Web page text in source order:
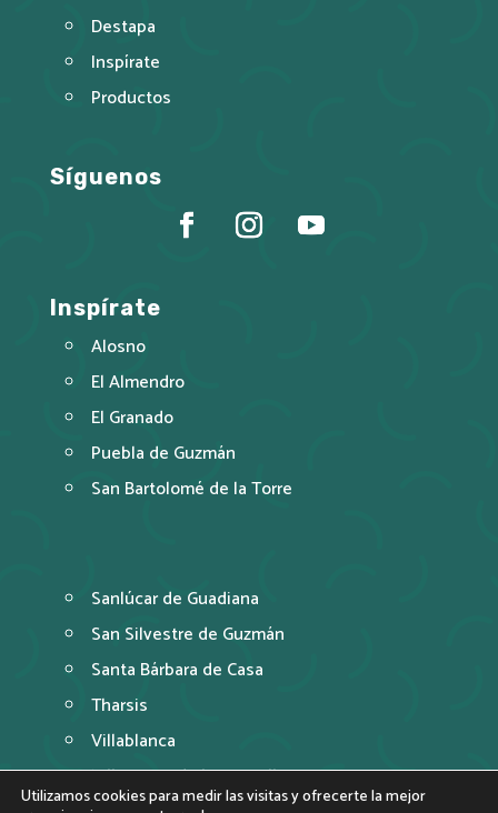
Destapa
Inspírate
Productos
Síguenos
Inspírate
Alosno
El Almendro
El Granado
Puebla de Guzmán
San Bartolomé de la Torre
Sanlúcar de Guadiana
San Silvestre de Guzmán
Santa Bárbara de Casa
Tharsis
Villablanca
Villanueva de los Castillejos
Utilizamos cookies para medir las visitas y ofrecerte la mejor